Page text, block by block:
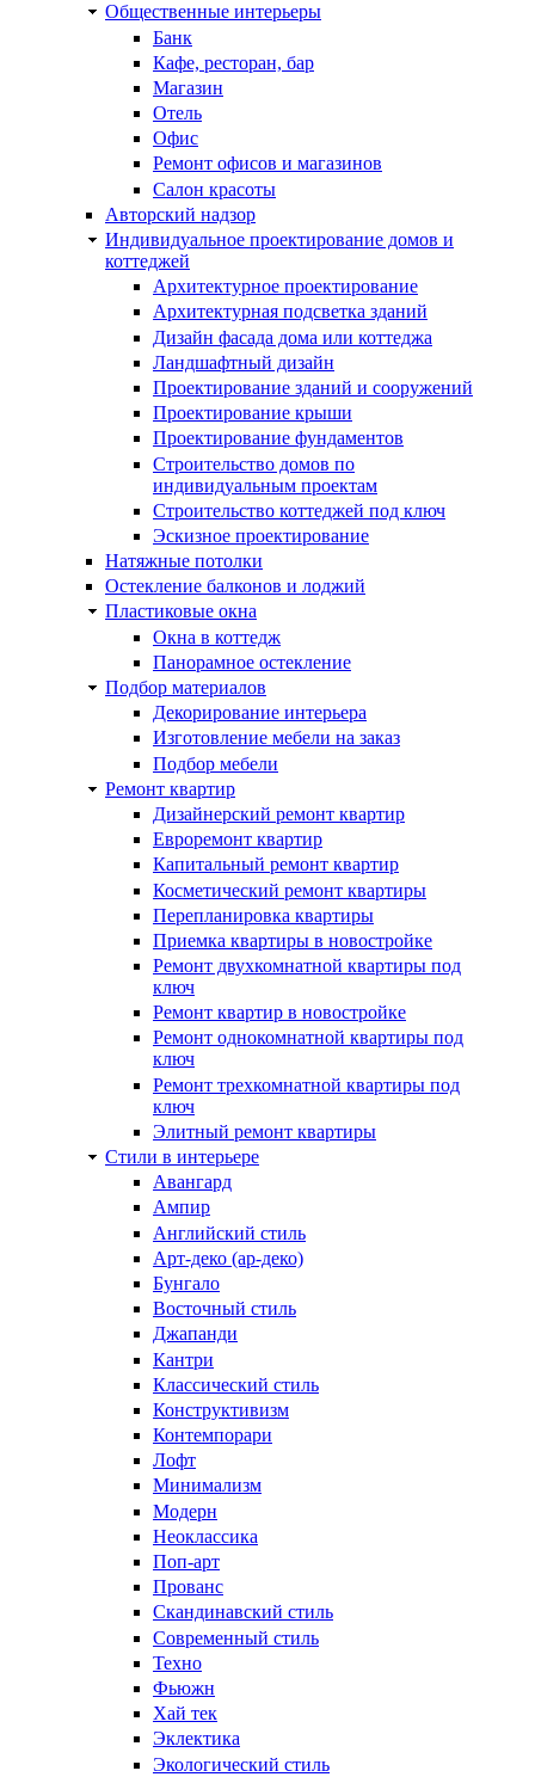
Общественные интерьеры
Банк
Кафе, ресторан, бар
Магазин
Отель
Офис
Ремонт офисов и магазинов
Салон красоты
Авторский надзор
Индивидуальное проектирование домов и
коттеджей
Архитектурное проектирование
Архитектурная подсветка зданий
Дизайн фасада дома или коттеджа
Ландшафтный дизайн
Проектирование зданий и сооружений
Проектирование крыши
Проектирование фундаментов
Строительство домов по
индивидуальным проектам
Строительство коттеджей под ключ
Эскизное проектирование
Натяжные потолки
Остекление балконов и лоджий
Пластиковые окна
Окна в коттедж
Панорамное остекление
Подбор материалов
Декорирование интерьера
Изготовление мебели на заказ
Подбор мебели
Ремонт квартир
Дизайнерский ремонт квартир
Евроремонт квартир
Капитальный ремонт квартир
Косметический ремонт квартиры
Перепланировка квартиры
Приемка квартиры в новостройке
Ремонт двухкомнатной квартиры под
ключ
Ремонт квартир в новостройке
Ремонт однокомнатной квартиры под
ключ
Ремонт трехкомнатной квартиры под
ключ
Элитный ремонт квартиры
Стили в интерьере
Авангард
Ампир
Английский стиль
Арт-деко (ар-деко)
Бунгало
Восточный стиль
Джапанди
Кантри
Классический стиль
Конструктивизм
Контемпорари
Лофт
Минимализм
Модерн
Неоклассика
Поп-арт
Прованс
Скандинавский стиль
Современный стиль
Техно
Фьюжн
Хай тек
Эклектика
Экологический стиль